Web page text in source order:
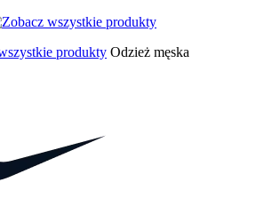
produkty Odzież męska